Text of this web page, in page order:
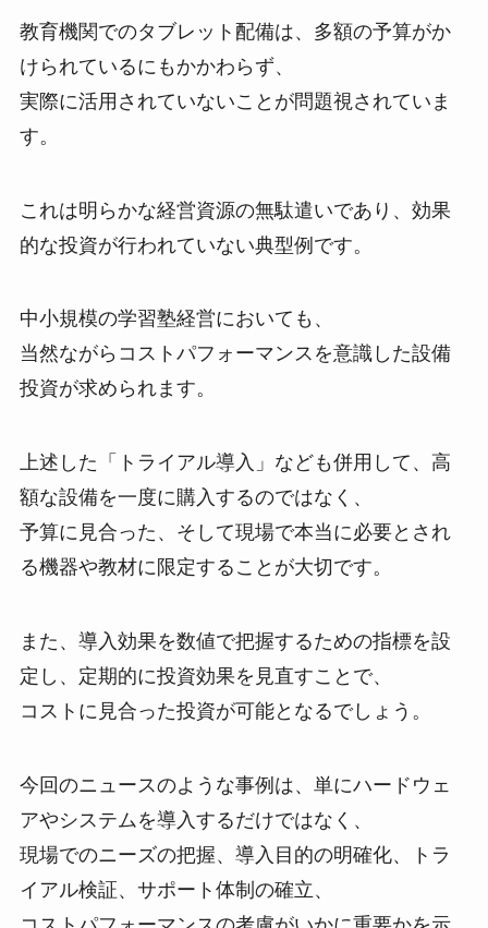
教育機関でのタブレット配備は、多額の予算がか
けられているにもかかわらず、
実際に活用されていないことが問題視されていま
す。
これは明らかな経営資源の無駄遣いであり、効果
的な投資が行われていない典型例です。
中小規模の学習塾経営においても、
当然ながらコストパフォーマンスを意識した設備
投資が求められます。
上述した「トライアル導入」なども併用して、高
額な設備を一度に購入するのではなく、
予算に見合った、そして現場で本当に必要とされ
る機器や教材に限定することが大切です。
また、導入効果を数値で把握するための指標を設
定し、定期的に投資効果を見直すことで、
コストに見合った投資が可能となるでしょう。
今回のニュースのような事例は、単にハードウェ
アやシステムを導入するだけではなく、
現場でのニーズの把握、導入目的の明確化、トラ
イアル検証、サポート体制の確立、